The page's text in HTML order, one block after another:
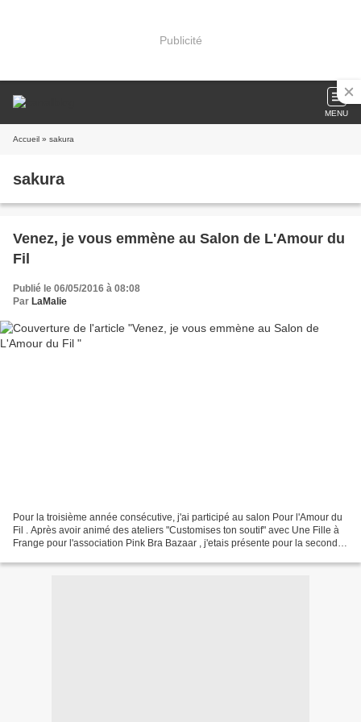
Publicité
MENU
Accueil » sakura
sakura
Venez, je vous emmène au Salon de L'Amour du
Fil
Publié le 06/05/2016 à 08:08
Par LaMalie
Pour la troisième année consécutive, j'ai participé au salon Pour l'Amour du
Fil . Après avoir animé des ateliers "Customises ton soutif" avec Une Fille à
Frange pour l'association Pink Bra Bazaar , j'etais présente pour la seconde